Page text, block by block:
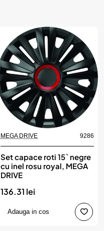
MEGA DRIVE 9286
Set capace roti 15` negre
cu inel rosu royal, MEGA
DRIVE
136.31 lei
Adauga in cos